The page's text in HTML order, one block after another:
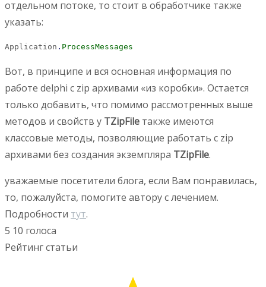
отдельном потоке, то стоит в обработчике также
указать:
Application . ProcessMessages
Вот, в принципе и вся основная информация по
работе delphi с zip архивами «из коробки». Остается
только добавить, что помимо рассмотренных выше
методов и свойств у TZipFile также имеются
классовые методы, позволяющие работать с zip
архивами без создания экземпляра TZipFile.
уважаемые посетители блога, если Вам понравилась,
то, пожалуйста, помогите автору с лечением.
Подробности тут.
5 10 голоса
Рейтинг статьи